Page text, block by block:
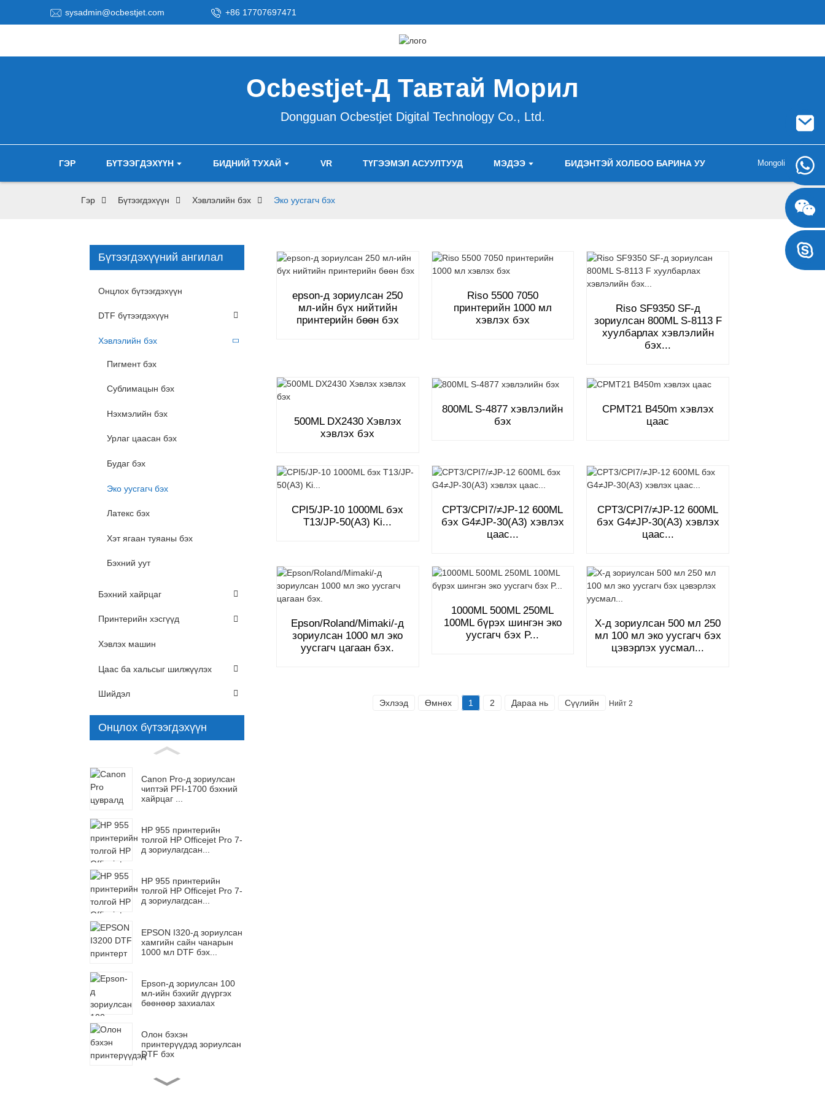
sysadmin@ocbestjet.com +86 17707697471
Ocbestjet-Д Тавтай Морил
Dongguan Ocbestjet Digital Technology Co., Ltd.
ГЭР БҮТЭЭГДЭХҮҮН БИДНИЙ ТУХАЙ VR ТҮГЭЭМЭЛ АСУУЛТУУД МЭДЭЭ БИДЭНТЭЙ ХОЛБОО БАРИНА УУ Mongolian
+8617707697471
Гэр Бүтээгдэхүүн Хэвлэлийн бэх Эко уусгагч бэх
Бүтээгдэхүүний ангилал
Онцлох бүтээгдэхүүн
DTF бүтээгдэхүүн
Хэвлэлийн бэх
Пигмент бэх
Сублимацын бэх
Нэхмэлийн бэх
Урлаг цаасан бэх
Будаг бэх
Эко уусгагч бэх
Латекс бэх
Хэт ягаан туяаны бэх
Бэхний уут
Бэхний хайрцаг
Принтерийн хэсгүүд
Хэвлэх машин
Цаас ба хальсыг шилжүүлэх
Шийдэл
Онцлох бүтээгдэхүүн
Canon Pro-д зориулсан
чиптэй PFI-1700 бэхний
хайрцаг ...
HP 955 принтерийн
толгой HP Officejet Pro 7-
д зориулагдсан...
HP 955 принтерийн
толгой HP Officejet Pro 7-
д зориулагдсан...
EPSON I320-д зориулсан
хамгийн сайн чанарын
1000 мл DTF бэх...
Epson-д зориулсан 100
мл-ийн бэхийг дүүргэх
бөөнөөр захиалах
Олон бэхэн
принтерүүдэд зориулсан
DTF бэх
Ocinkjet олон үйлдэлт A3
epson-д зориулсан 250
мл-ийн бүх нийтийн
принтерийн бөөн бэх
Riso 5500 7050
принтерийн 1000 мл
хэвлэх бэх
Riso SF9350 SF-д
зориулсан 800ML S-8113 F
хуулбарлах хэвлэлийн
бэх...
500ML DX2430 Хэвлэх
хэвлэх бэх
800ML S-4877 хэвлэлийн
бэх
CPMT21 B450m хэвлэх
цаас
CPI5/JP-10 1000ML бэх
T13/JP-50(A3) Ki...
CPT3/CPI7/≠JP-12 600ML
бэх G4≠JP-30(A3) хэвлэх
цаас...
CPT3/CPI7/≠JP-12 600ML
бэх G4≠JP-30(A3) хэвлэх
цаас...
Epson/Roland/Mimaki/-д
зориулсан 1000 мл эко
уусгагч цагаан бэх.
1000ML 500ML 250ML
100ML бүрэх шингэн эко
уусгагч бэх P...
X-д зориулсан 500 мл 250
мл 100 мл эко уусгагч бэх
цэвэрлэх уусмал...
Эхлээд Өмнөх 1 2 Дараа нь Сүүлийн Нийт 2